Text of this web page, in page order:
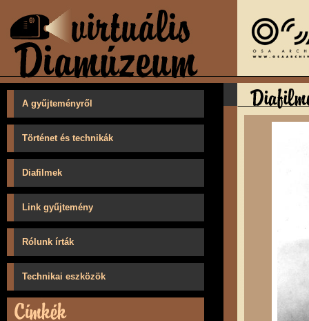
A gyűjteményről
Történet és technikák
Diafilmek
Link gyűjtemény
Rólunk írták
Technikai eszközök